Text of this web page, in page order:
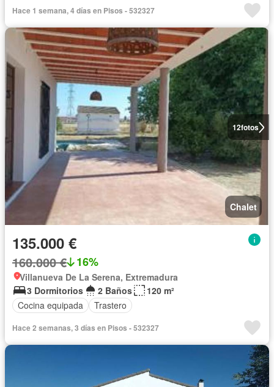
Hace 1 semana, 4 días en Pisos - 532327
12fotos
Chalet
135.000 €
160.000 € 16%
Villanueva De La Serena, Extremadura
3 Dormitorios
2 Baños
120 m²
Cocina equipada
Trastero
Hace 2 semanas, 3 días en Pisos - 532327